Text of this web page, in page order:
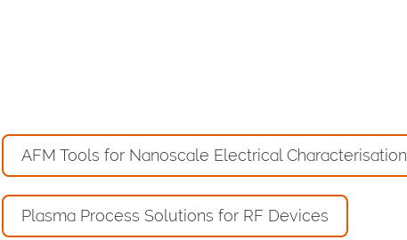
AFM Tools for Nanoscale Electrical Characterisation
Plasma Process Solutions for RF Devices